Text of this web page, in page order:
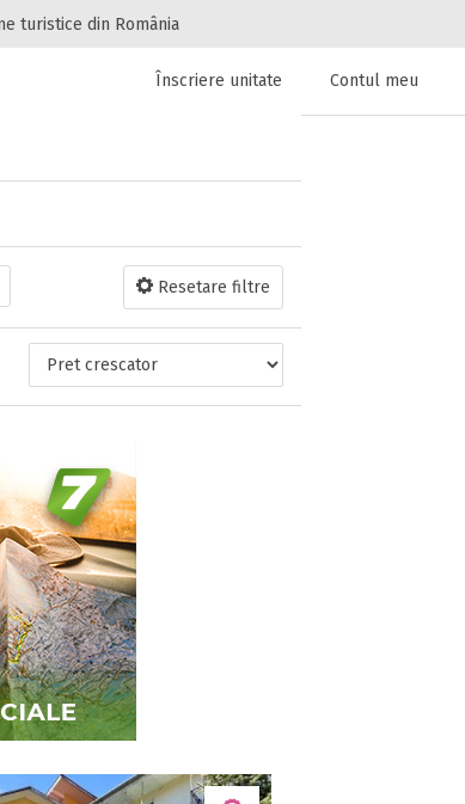
turistice din România
de cazare!
sau alte unitați de cazare la
Înscriere unitate Contul meu
Resetare filtre